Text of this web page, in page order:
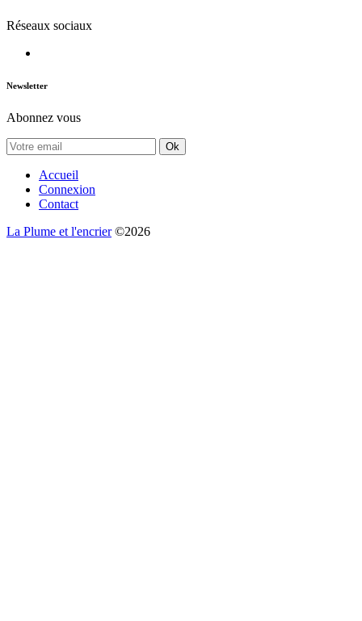
Réseaux sociaux
Newsletter
Abonnez vous
Ok
Accueil
Connexion
Contact
La Plume et l'encrier©2026